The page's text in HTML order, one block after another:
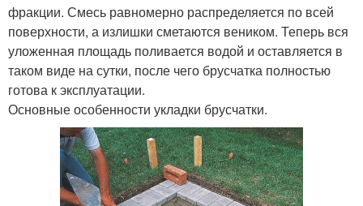
фракции. Смесь равномерно распределяется по всей
поверхности, а излишки сметаются веником. Теперь вся
уложенная площадь поливается водой и оставляется в
таком виде на сутки, после чего брусчатка полностью
готова к эксплуатации.
Основные особенности укладки брусчатки.